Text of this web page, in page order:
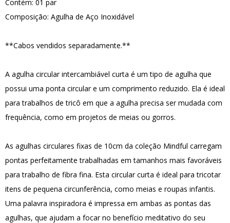
Contém: 01 par
Composição: Agulha de Aço Inoxidável
**Cabos vendidos separadamente.**
A agulha circular intercambiável curta é um tipo de agulha que
possui uma ponta circular e um comprimento reduzido. Ela é ideal
para trabalhos de tricô em que a agulha precisa ser mudada com
frequência, como em projetos de meias ou gorros.
As agulhas circulares fixas de 10cm da coleção Mindful carregam
pontas perfeitamente trabalhadas em tamanhos mais favoráveis
para trabalho de fibra fina. Esta circular curta é ideal para tricotar
itens de pequena circunferência, como meias e roupas infantis.
Uma palavra inspiradora é impressa em ambas as pontas das
agulhas, que ajudam a focar no benefício meditativo do seu